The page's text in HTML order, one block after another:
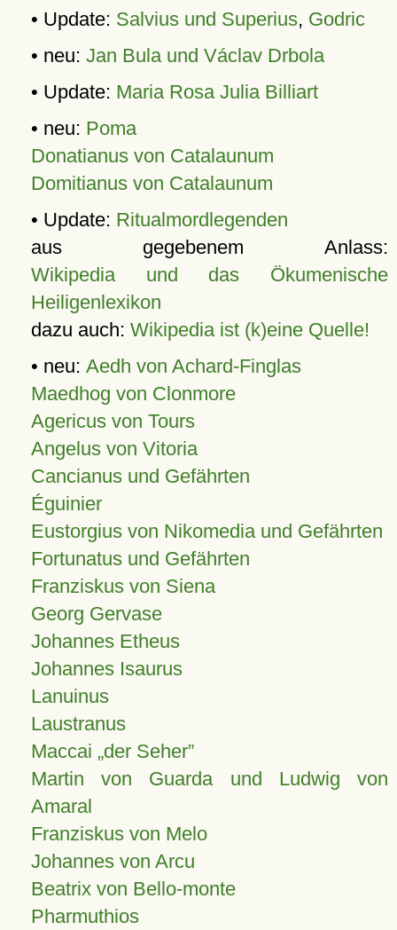
• Update: Salvius und Superius, Godric
• neu: Jan Bula und Václav Drbola
• Update: Maria Rosa Julia Billiart
• neu: Poma
Donatianus von Catalaunum
Domitianus von Catalaunum
• Update: Ritualmordlegenden
aus gegebenem Anlass:
Wikipedia und das Ökumenische
Heiligenlexikon
dazu auch: Wikipedia ist (k)eine Quelle!
• neu: Aedh von Achard-Finglas
Maedhog von Clonmore
Agericus von Tours
Angelus von Vitoria
Cancianus und Gefährten
Éguinier
Eustorgius von Nikomedia und Gefährten
Fortunatus und Gefährten
Franziskus von Siena
Georg Gervase
Johannes Etheus
Johannes Isaurus
Lanuinus
Laustranus
Maccai „der Seher”
Martin von Guarda und Ludwig von
Amaral
Franziskus von Melo
Johannes von Arcu
Beatrix von Bello-monte
Pharmuthios